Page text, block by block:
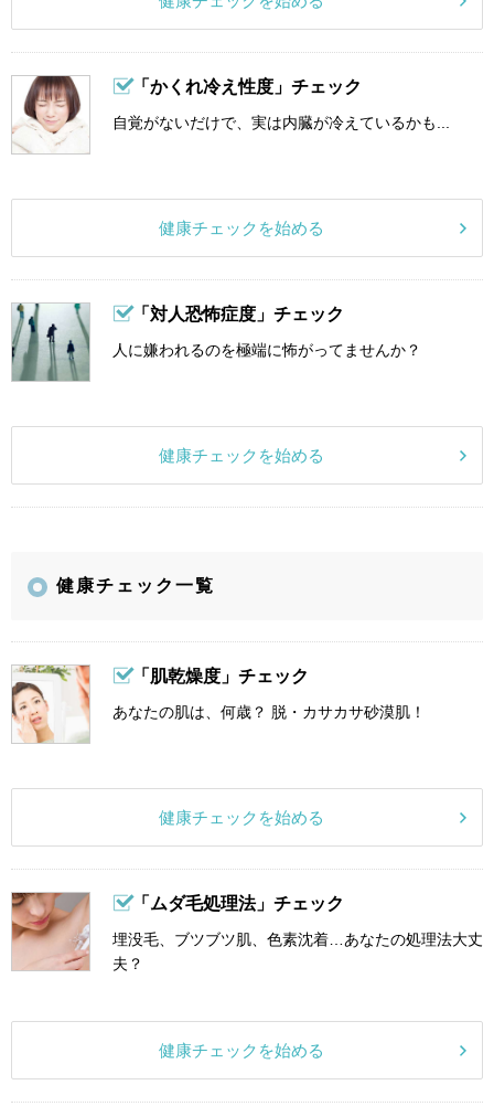
「かくれ冷え性度」チェック
自覚がないだけで、実は内臓が冷えているかも...
健康チェックを始める
「対人恐怖症度」チェック
人に嫌われるのを極端に怖がってませんか？
健康チェックを始める
健康チェック一覧
「肌乾燥度」チェック
あなたの肌は、何歳？ 脱・カサカサ砂漠肌！
健康チェックを始める
「ムダ毛処理法」チェック
埋没毛、ブツブツ肌、色素沈着…あなたの処理法大丈
夫？
健康チェックを始める